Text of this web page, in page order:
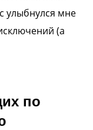
улыбнулся мне
(а
по